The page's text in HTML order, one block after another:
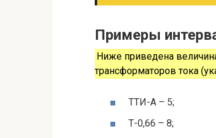
Примеры
Ниже приведена
трансформаторов тока
ТТИ-А – 5;
Т-0,66 – 8;